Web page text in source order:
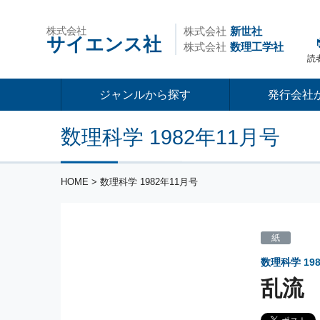
株式会社
サイエンス社
株式会社 新世社
株式会社 数理工学社
読
ジャンルから探す 発行会社
数理科学 1982年11月号
HOME > 数理科学 1982年11月号
紙
数理科学
乱流